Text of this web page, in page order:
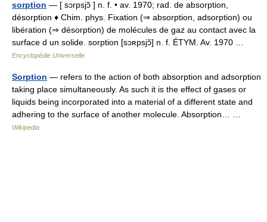
sorption — [ sɔrpsjɔ̃ ] n. f. • av. 1970; rad. de absorption,
désorption ♦ Chim. phys. Fixation (⇒ absorption, adsorption) ou
libération (⇒ désorption) de molécules de gaz au contact avec la
surface d un solide. sorption [sɔʀpsjɔ̃] n. f. ÉTYM. Av. 1970 …
Encyclopédie Universelle
Sorption — refers to the action of both absorption and adsorption
taking place simultaneously. As such it is the effect of gases or
liquids being incorporated into a material of a different state and
adhering to the surface of another molecule. Absorption… …
Wikipedia